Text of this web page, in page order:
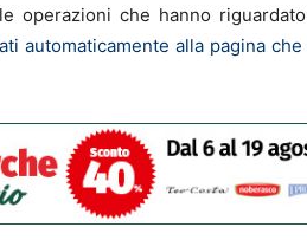
operazioni che hanno
automaticamente alla pagina